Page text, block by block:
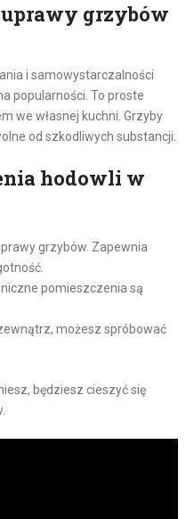
grzybów
i samowystarczalności
popularności. To proste
we własnej kuchni. Grzyby
od szkodliwych substancji.
hodowli w
grzybów. Zapewnia
pomieszczenia są
możesz spróbować
będziesz cieszyć się